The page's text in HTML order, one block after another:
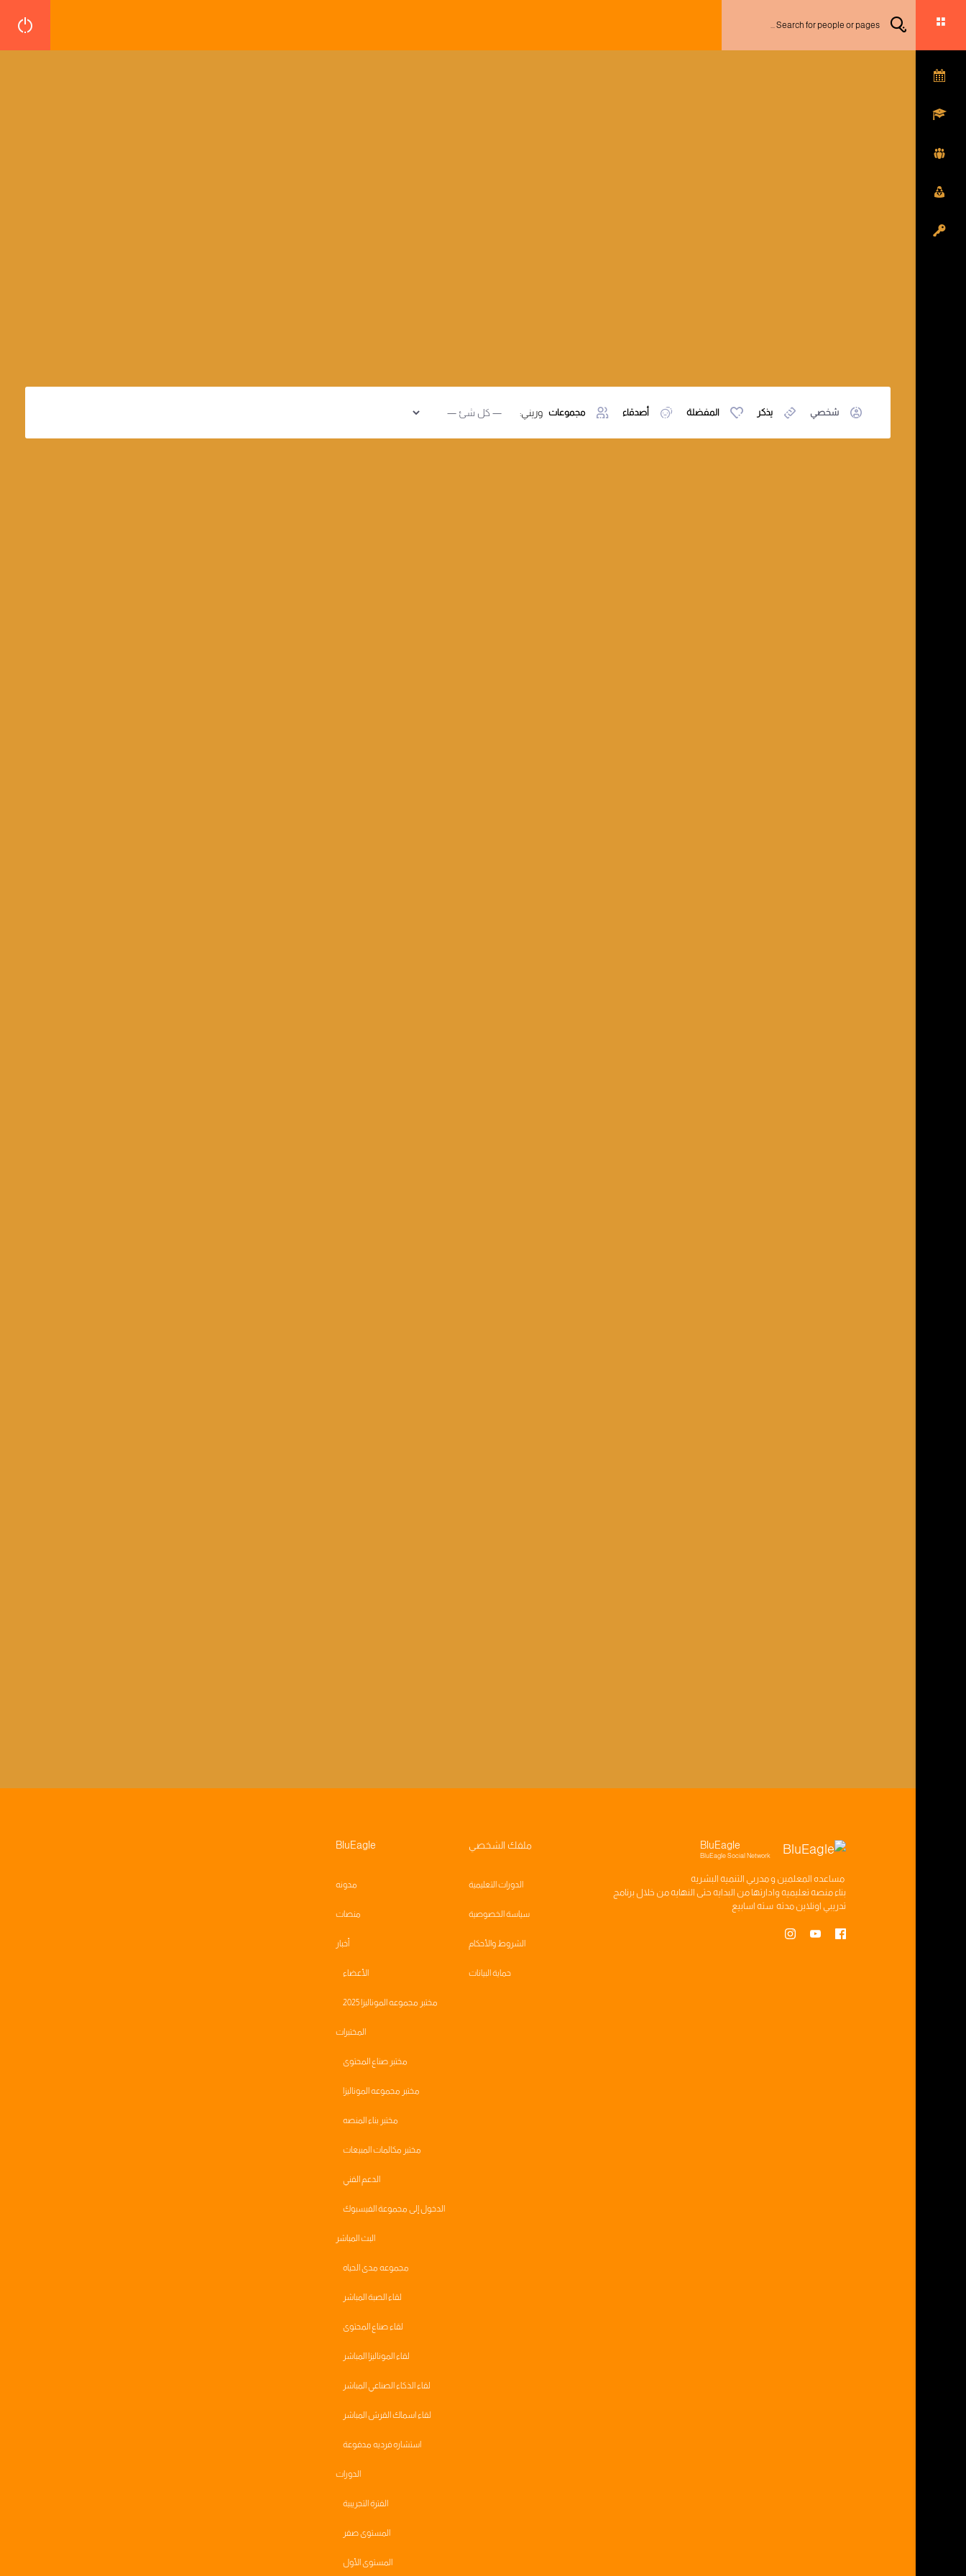
شخصي يذكر المفضلة أصدقاء مجموعات وريني:
BluEagle
BluEagle Social Network
مساعده المعلمين ومدربي التنميه البشريه
بناءمنصه تعليميه وادارتها من البدايه حتى النهايه من خلال برنامج
تدريبي اونلاين مدته سته اسابيع
ملفك الشخصي
الدورات التعليمية
سياسة الخصوصية
الشروط والأحكام
حماية البيانات
BluEagle
مدونه
منصات
أخبار
الأعضاء
مختبر مجموعه الموناليزا 2025
المختبرات
مختبر صناع المحتوى
مختبر مجموعه الموناليزا
مختبر بناء المنصه
مختبر مكالمات المبيعات
الدعم الفني
الدخول إلى مجموعة الفيسبوك
البث المباشر
مجموعه مدى الحياه
لقاء الصبة المباشر
لقاء صناع المحتوى
لقاء الموناليزا المباشر
لقاء الذكاء الصناعي المباشر
لقاء اسماك القرش المباشر
استشاره فرديه مدفوعة
الدورات
الفترة التجريبية
المستوى صفر
المستوى الأول